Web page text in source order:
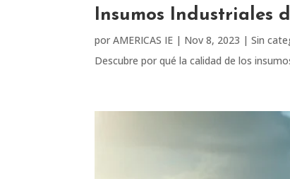
Insumos Industriales
porAMERICAS IE | Nov 8, 2023 |Sin
Descubre por qué la calidad de los